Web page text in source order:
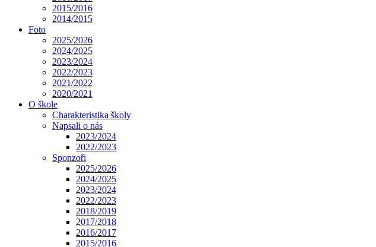
2015/2016
2014/2015
Foto
2025/2026
2024/2025
2023/2024
2022/2023
2021/2022
2020/2021
O škole
Charakteristika školy
Napsali o nás
2023/2024
2022/2023
Sponzoři
2025/2026
2024/2025
2023/2024
2022/2023
2018/2019
2017/2018
2016/2017
2015/2016